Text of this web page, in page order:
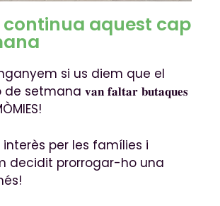
continua aquest cap
si us diem que el
setmana 𝐯𝐚𝐧 𝐟𝐚𝐥𝐭𝐚𝐫 𝐛𝐮𝐭𝐚𝐪𝐮𝐞𝐬
per les famílies i
decidit prorrogar-ho una